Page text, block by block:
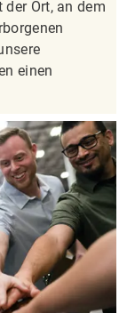
Ort, an dem
einen